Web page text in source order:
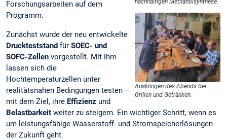
nachhaltigen Methanolsynthese.
Ausklingen des Abends bei
Grillen und Getränken.
Forschungsarbeiten auf dem
Programm.
Zunächst wurde der neu entwickelte
Druckteststand für SOEC- und
SOFC-Zellen vorgestellt. Mit ihm
lassen sich die
Hochtemperaturzellen unter
realitätsnahen Bedingungen testen –
mit dem Ziel, ihre Effizienz und
Belastbarkeit weiter zu steigern. Ein wichtiger Schritt, wenn es
um leistungsfähige Wasserstoff- und Stromspeicherlösungen
der Zukunft geht.